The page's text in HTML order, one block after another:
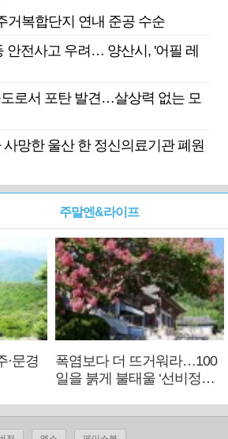
거복합단지 연내 준공 수순
안전사고 우려… 양산시, '어필 레
로서 포탄 발견…살상력 없는 모
망한 울산 한 정신의료기관 폐원
·문경
주말엔&라이프
폭염보다 더 뜨거워라…100
일을 붉게 불태울 ‘선비정신’